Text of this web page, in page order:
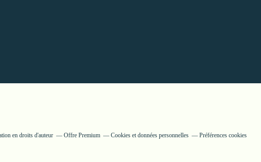
en droits d'auteur Offre Premium Cookies et données personnelles Préférences cookies